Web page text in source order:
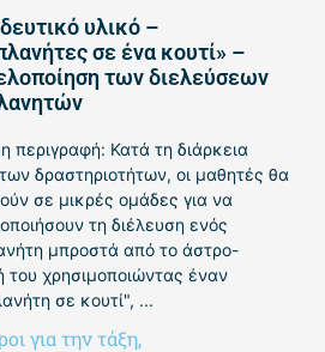
υλικό –
σε ένα κουτί» –
των διελεύσεων
περιγραφή: Κατά τη διάρκεια
δραστηριοτήτων, οι μαθητές θα
σε μικρές ομάδες για να
τη διέλευση ενός
μπροστά από το άστρο-
του χρησιμοποιώντας έναν
σε κουτί", ...
για την τάξη,